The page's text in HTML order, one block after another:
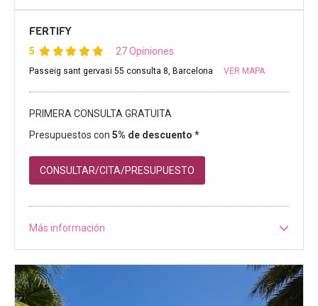
FERTIFY
5 27 Opiniones
Passeig sant gervasi 55 consulta 8, Barcelona VER MAPA
PRIMERA CONSULTA GRATUITA
Presupuestos con 5% de descuento *
CONSULTAR/CITA/PRESUPUESTO
Más información